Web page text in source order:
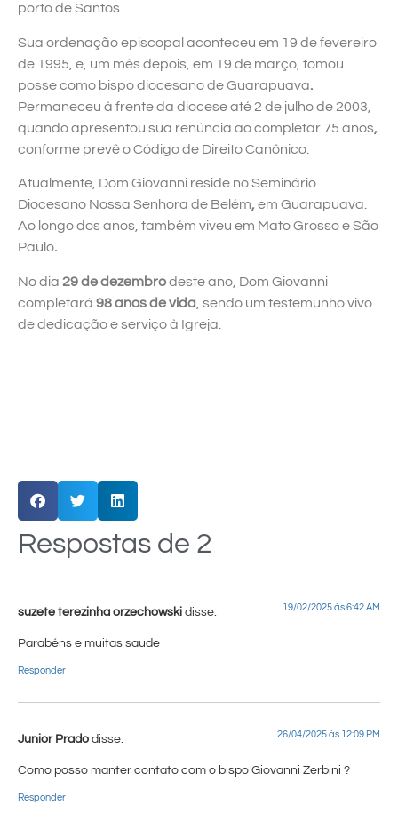
porto de Santos.
Sua ordenação episcopal aconteceu em 19 de fevereiro
de 1995, e, um mês depois, em 19 de março, tomou
posse como bispo diocesano de Guarapuava.
Permaneceu à frente da diocese até 2 de julho de 2003,
quando apresentou sua renúncia ao completar 75 anos,
conforme prevê o Código de Direito Canônico.
Atualmente, Dom Giovanni reside no Seminário
Diocesano Nossa Senhora de Belém,em Guarapuava.
Ao longo dos anos, também viveu em Mato Grosso e São
Paulo.
No dia 29 de dezembrodeste ano, Dom Giovanni
completará 98 anos de vida , sendo um testemunho vivo
de dedicação e serviço à Igreja.
Respostas de 2
suzete terezinha orzechowski disse: 19/02/2025 às 6:42 AM
Parabéns e muitas saude
Responder
Junior Prado disse: 26/04/2025 às 12:09 PM
Como posso manter contato com o bispo Giovanni Zerbini ?
Responder